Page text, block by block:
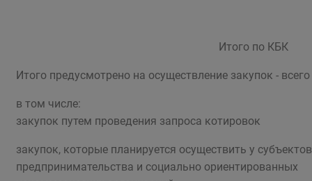
Итого по КБК
Итого предусмотрено на осуществление закупок - всего
в том числе:
закупок путем проведения запроса котировок
закупок, которые планируется осуществить у
предпринимательства и социально ориентированных